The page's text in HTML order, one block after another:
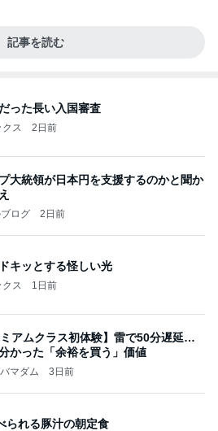
記事を読む
った長い入国審査
ス 2日前
大統領が日本円を支援するのかと聞か
ログ 2日前
キッとする怪しい光
ス 1日前
ミアムクラス初体験】雷で50分遅延…
かった「余裕を買う」価値
マダム 3日前
られる豚汁の朝定食